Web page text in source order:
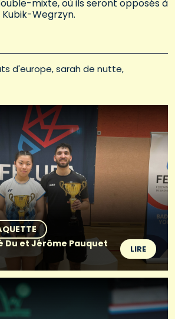
mixte, où ils seront opposés à
Wegrzyn.
d'europe sarah de nutte
Du et Jérôme Pauquet
LIRE